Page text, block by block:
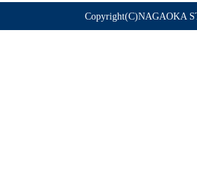
Copyright(C)NAGAOKA